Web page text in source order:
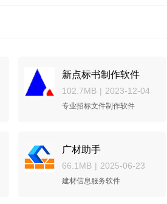
新点标书制作软件
102.7MB | 2023-12-04
专业招标文件制作软件
广材助手
66.1MB | 2025-06-23
建材信息服务软件